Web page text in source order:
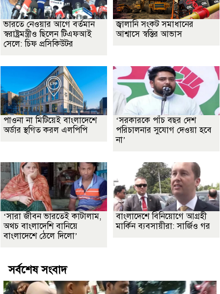
ভারতে নেওয়ার আগে বর্তমান
স্বরাষ্ট্রমন্ত্রীও ছিলেন টিএফআই
সেলে: চিফ প্রসিকিউটর
জ্বালানি সংকট সমাধানের
আশ্বাসে স্বস্তির আভাস
পাওনা না মিটিয়েই বাংলাদেশে
অর্ডার স্থগিত করল এলপিপি
‘সরকারকে পাঁচ বছর দেশ
পরিচালনার সুযোগ দেওয়া হবে
না’
‘সারা জীবন ভারতেই কাটালাম,
অথচ বাংলাদেশি বানিয়ে
বাংলাদেশে ঠেলে দিলো’
বাংলাদেশে বিনিয়োগে আগ্রহী
মার্কিন ব্যবসায়ীরা: সার্জিও গর
সর্বশেষ সংবাদ